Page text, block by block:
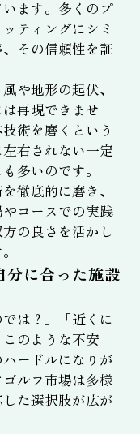
ます。多くのプ
ティングにシミ
その信頼性を証
や地形の起伏、
再現できませ
術を磨くという
右されない一定
多いのです。
徹底的に磨き、
コースでの実践
の良さを活かし
分に合った施設
は？」「近くに
のような不安
ードルになりが
ルフ市場は多様
た選択肢が広が